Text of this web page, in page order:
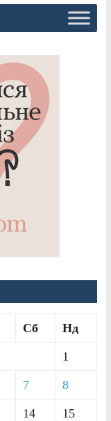
Сб Нд
1
7 8
14 15